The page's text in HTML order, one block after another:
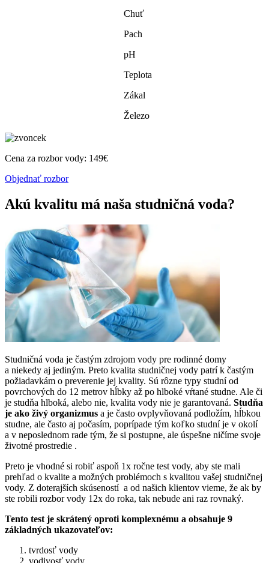
Chuť
Pach
pH
Teplota
Zákal
Železo
Cena za rozbor vody: 149€
Objednať rozbor
Akú kvalitu má naša studničná voda?
Studničná voda je častým zdrojom vody pre rodinné domy
a niekedy aj jediným. Preto kvalita studničnej vody patrí k častým
požiadavkám o preverenie jej kvality. Sú rôzne typy studní od
povrchových do 12 metrov hĺbky až po hlboké vŕtané studne. Ale či
je studňa hlboká, alebo nie, kvalita vody nie je garantovaná. Studňa
je ako živý organizmus a je často ovplyvňovaná podložím, hĺbkou
studne, ale často aj počasím, poprípade tým koľko studní je v okolí
a v neposlednom rade tým, že si postupne, ale úspešne ničíme svoje
životné prostredie .
Preto je vhodné si robiť aspoň 1x ročne test vody, aby ste mali
prehľad o kvalite a možných problémoch s kvalitou vašej studničnej
vody. Z doterajších skúseností a od našich klientov vieme, že ak by
ste robili rozbor vody 12x do roka, tak nebude ani raz rovnaký.
Tento test je skrátený oproti komplexnému a obsahuje 9
základných ukazovateľov:
tvrdosť vody
vodivosť vody